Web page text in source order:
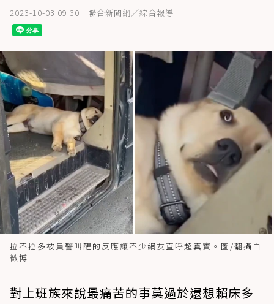
2023-10-03 09:30 聯合新聞網／綜合報導
拉不拉多被員警叫醒的反應讓不少網友直呼超真實。圖/翻攝自
微博
對上班族來說最痛苦的事莫過於還想賴床多